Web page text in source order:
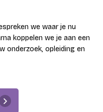
we waar je nu
koppelen we je aan een
onderzoek, opleiding en